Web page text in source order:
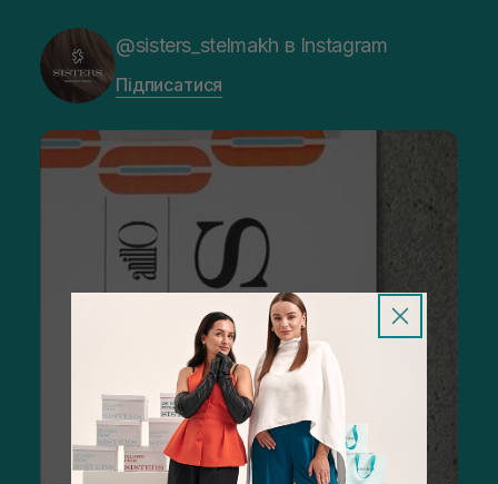
@sisters_stelmakh в Instagram
Підписатися